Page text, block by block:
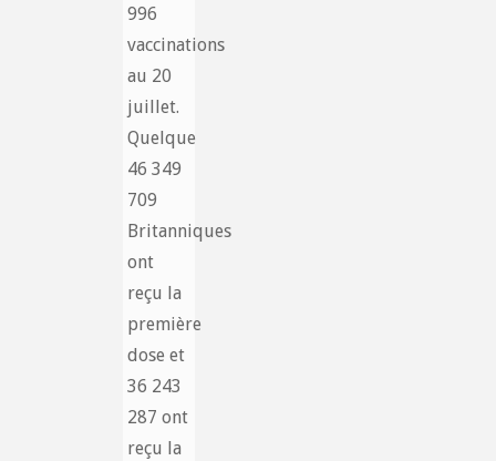
996
vaccinations
au 20
juillet.
Quelque
46 349
709
Britanniques
ont
reçu la
première
dose et
36 243
287 ont
reçu la